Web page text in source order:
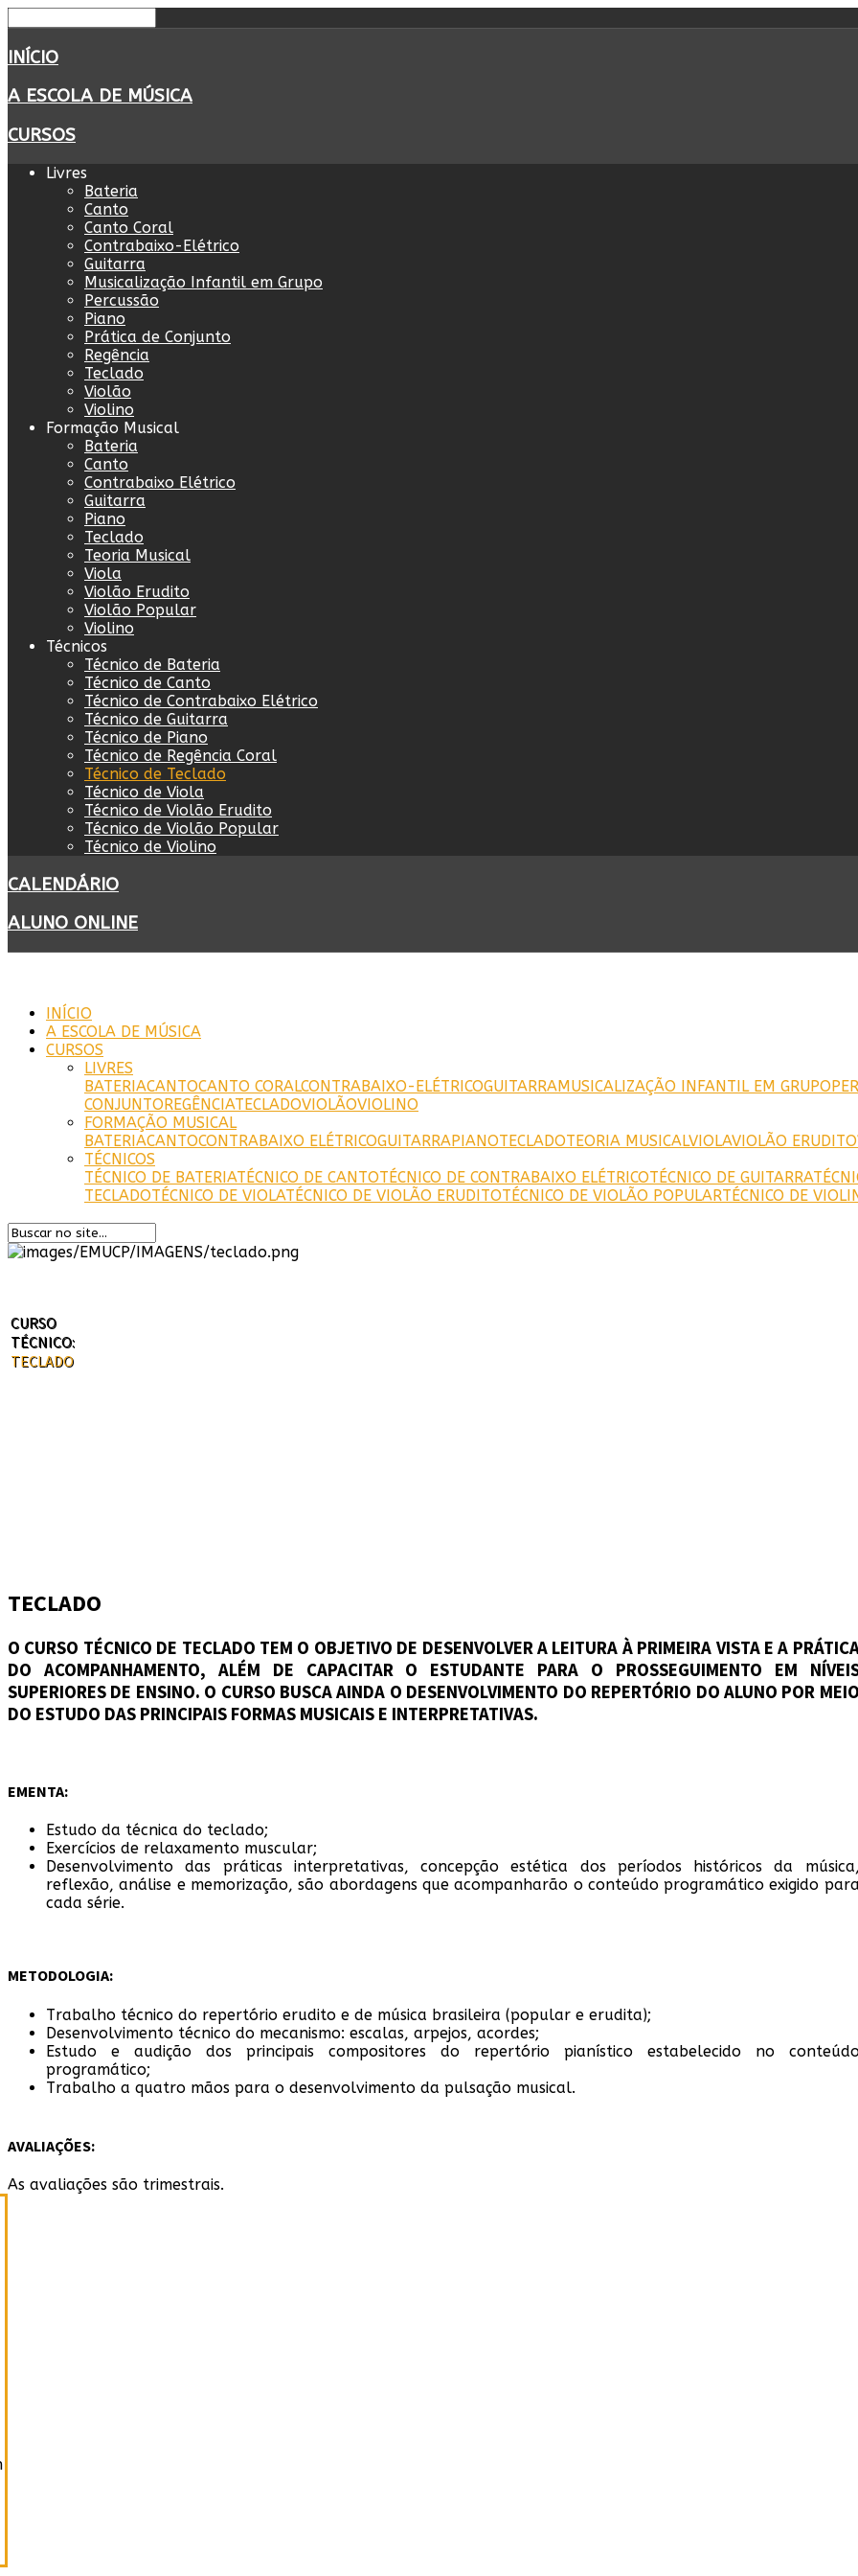
INÍCIO
A ESCOLA DE MÚSICA
CURSOS
Livres
Bateria
Canto
Canto Coral
Contrabaixo-Elétrico
Guitarra
Musicalização Infantil em Grupo
Percussão
Piano
Prática de Conjunto
Regência
Teclado
Violão
Violino
Formação Musical
Bateria
Canto
Contrabaixo Elétrico
Guitarra
Piano
Teclado
Teoria Musical
Viola
Violão Erudito
Violão Popular
Violino
Técnicos
Técnico de Bateria
Técnico de Canto
Técnico de Contrabaixo Elétrico
Técnico de Guitarra
Técnico de Piano
Técnico de Regência Coral
Técnico de Teclado
Técnico de Viola
Técnico de Violão Erudito
Técnico de Violão Popular
Técnico de Violino
CALENDÁRIO
ALUNO ONLINE
INÍCIO
A ESCOLA DE MÚSICA
CURSOS
LIVRES
BATERIACANTOCANTO CORALCONTRABAIXO-ELÉTRICOGUITARRAMUSICALIZAÇÃO INFANTIL EM GRUPO
CONJUNTOREGÊNCIATECLADOVIOLÃOVIOLINO
FORMAÇÃO MUSICAL
BATERIACANTOCONTRABAIXO ELÉTRICOGUITARRAPIANOTECLADOTEORIA MUSICALVIOLAVIOLÃO ERUDITO
TÉCNICOS
TÉCNICO DE BATERIATÉCNICO DE CANTOTÉCNICO DE CONTRABAIXO ELÉTRICOTÉCNICO DE GUITARRA
TECLADOTÉCNICO DE VIOLATÉCNICO DE VIOLÃO ERUDITOTÉCNICO DE VIOLÃO POPULARTÉCNICO DE
CURSO
TÉCNICO:
TECLADO
TECLADO
O CURSO TÉCNICO DE TECLADO TEM O OBJETIVO DE DESENVOLVER A LEITURA À PRIMEIRA VISTA E A
DO ACOMPANHAMENTO, ALÉM DE CAPACITAR O ESTUDANTE PARA O PROSSEGUIMENTO EM
SUPERIORES DE ENSINO. O CURSO BUSCA AINDA O DESENVOLVIMENTO DO REPERTÓRIO DO ALUNO POR MEIO
DO ESTUDO DAS PRINCIPAIS FORMAS MUSICAIS E INTERPRETATIVAS.
EMENTA:
Estudo da técnica do teclado;
Exercícios de relaxamento muscular;
Desenvolvimento das práticas interpretativas, concepção estética dos períodos históricos da música,
reflexão, análise e memorização, são abordagens que acompanharão o conteúdo programático exigido para
cada série.
METODOLOGIA:
Trabalho técnico do repertório erudito e de música brasileira (popular e erudita);
Desenvolvimento técnico do mecanismo: escalas, arpejos, acordes;
Estudo e audição dos principais compositores do repertório pianístico estabelecido no
programático;
Trabalho a quatro mãos para o desenvolvimento da pulsação musical.
AVALIAÇÕES:
As avaliações são trimestrais.